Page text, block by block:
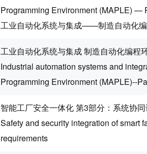
Programming Environment (MAPLE) —
工业自动化系统与集成——制造自动化
工业自动化系统与集成 制造自动化编程
Industrial automation systems and
Programming Environment (MAPLE)--
智能工厂安全一体化 第3部分：系统协
Safety and security integration of
requirements